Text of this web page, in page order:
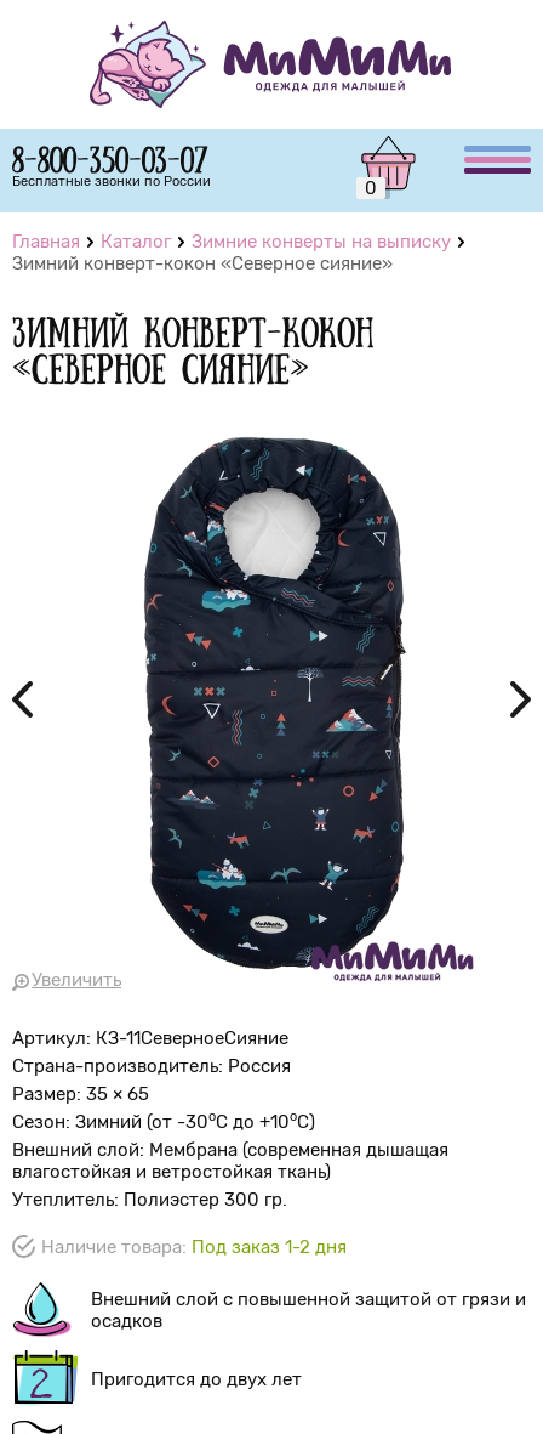
8-800-350-03-07
Бесплатные звонки по России 0
Главная Каталог
Зимние конверты на выписку
Зимний конверт-кокон «Северное сияние»
Зимний конверт-кокон
«Северное сияние»
Увеличить
Артикул: КЗ-11СеверноеСияние
Страна-производитель: Россия
Размер: 35 × 65
Сезон: Зимний (от -30оС до +10oС)
Внешний слой: Мембрана (современная дышащая
влагостойкая и ветростойкая ткань)
Утеплитель: Полиэстер 300 гр.
Наличие товара: Под заказ 1-2 дня
Внешний слой с повышенной защитой от грязи и
осадков
Пригодится до двух лет